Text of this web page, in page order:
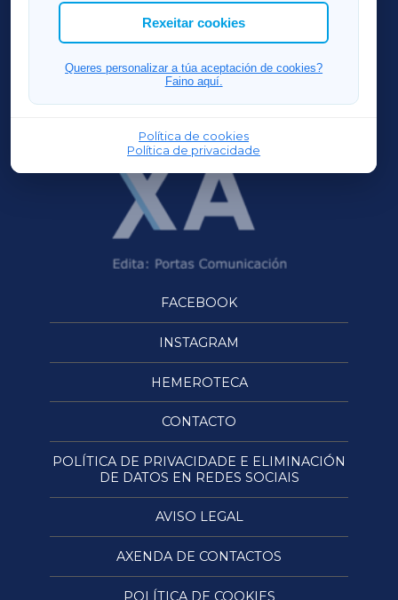
Rexeitar cookies
Queres personalizar a túa aceptación de cookies?
Faino aquí.
Política de cookies
Política de privacidade
ACORUÑAXA
FERROLXA
OURENSEXA
FACEBOOK
INSTAGRAM
HEMEROTECA
CONTACTO
POLÍTICA DE PRIVACIDADE E ELIMINACIÓN
DE DATOS EN REDES SOCIAIS
AVISO LEGAL
AXENDA DE CONTACTOS
POLÍTICA DE COOKIES